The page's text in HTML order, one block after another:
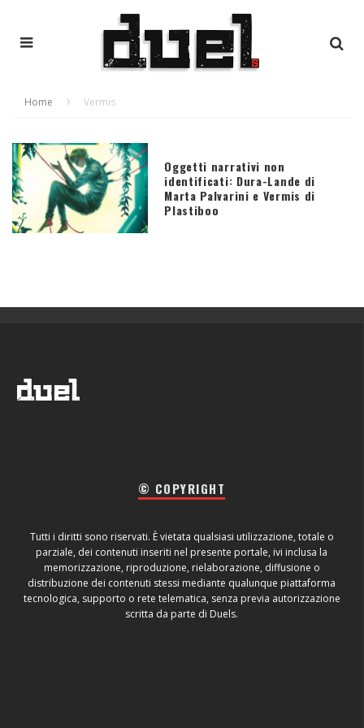
Home Vermis
Oggetti narrativi non
identificati: Dura-Lande di
Marta Palvarini e Vermis di
Plastiboo
© COPYRIGHT
Tutti i diritti sono riservati. È vietata qualsiasi utilizzazione, totale o
parziale, dei contenuti inseriti nel presente portale, ivi inclusa la
memorizzazione, riproduzione, rielaborazione, diffusione o
distribuzione dei contenuti stessi mediante qualunque piattaforma
tecnologica, supporto o rete telematica, senza previa autorizzazione
scritta da parte di Duels.